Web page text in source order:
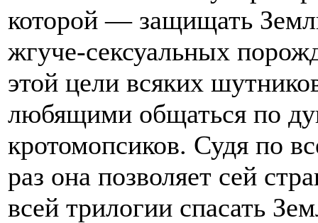
которой — защищать
жгуче-сексуальных
этой цели всяких
любящими общаться по
кротомопсиков. Судя по
раз она позволяет сей
всей трилогии спасать